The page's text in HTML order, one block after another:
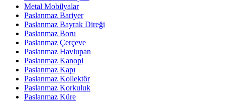
Metal Mobilyalar
Paslanmaz Bariyer
Paslanmaz Bayrak Direği
Paslanmaz Boru
Paslanmaz Çerçeve
Paslanmaz Havlupan
Paslanmaz Kanopi
Paslanmaz Kapı
Paslanmaz Kollektör
Paslanmaz Korkuluk
Paslanmaz Küre